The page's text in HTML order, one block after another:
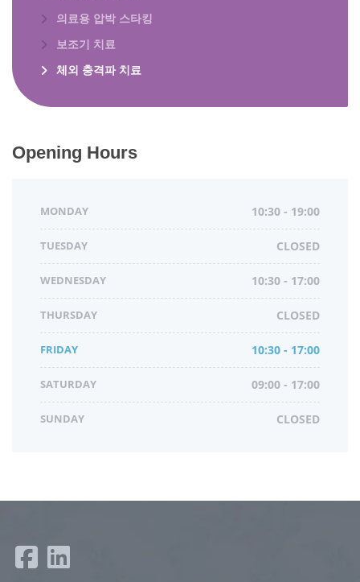
의료용 압박 스타킹
보조기 치료
체외 충격파 치료
Opening Hours
MONDAY 10:30 - 19:00
TUESDAY CLOSED
WEDNESDAY 10:30 - 17:00
THURSDAY CLOSED
FRIDAY 10:30 - 17:00
SATURDAY 09:00 - 17:00
SUNDAY CLOSED